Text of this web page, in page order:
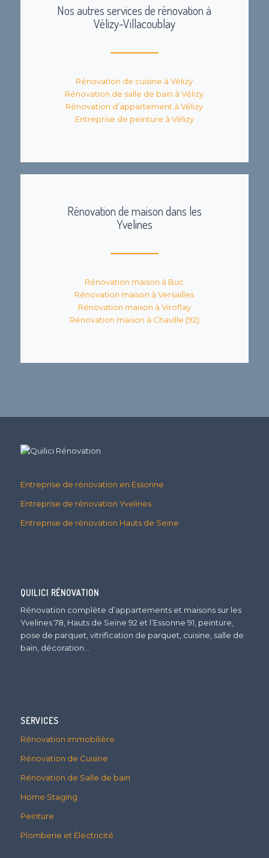
Nos autres services de rénovation à
Vélizy-Villacoublay
Rénovation de cuisine à Vélizy
Rénovation de salle de bain à Vélizy
Rénovation d’appartement à Vélizy
Entreprise de peinture à Vélizy
Rénovation de maison dans les
Yvelines
Rénovation maison à Buc
Rénovation maison à Versailles
Rénovation maison à Viroflay
Rénovation maison à Chaville (92)
Entreprise de rénovation en Essonne
Entreprise de rénovation Yvelines
Entreprise de rénovation Hauts de Seine
QUILICI RÉNOVATION
Rénovation complète d’appartements et maisons sur les
Yvelines 78, Hauts de Seine 92 et l’Essonne 91, peinture,
pose de parquet, vitrification de parquet, cuisine, salle de
bain, décoration…
SERVICES
Rénovation immobilière
Rénovation de Cuisine
Rénovation de Salle de bain
Home Staging
Peinture
Plomberie et Électricité